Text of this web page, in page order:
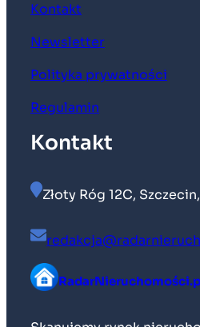
Kontakt
Newsletter
Polityka prywatności
Regulamin
Kontakt
Złoty Róg 12C,